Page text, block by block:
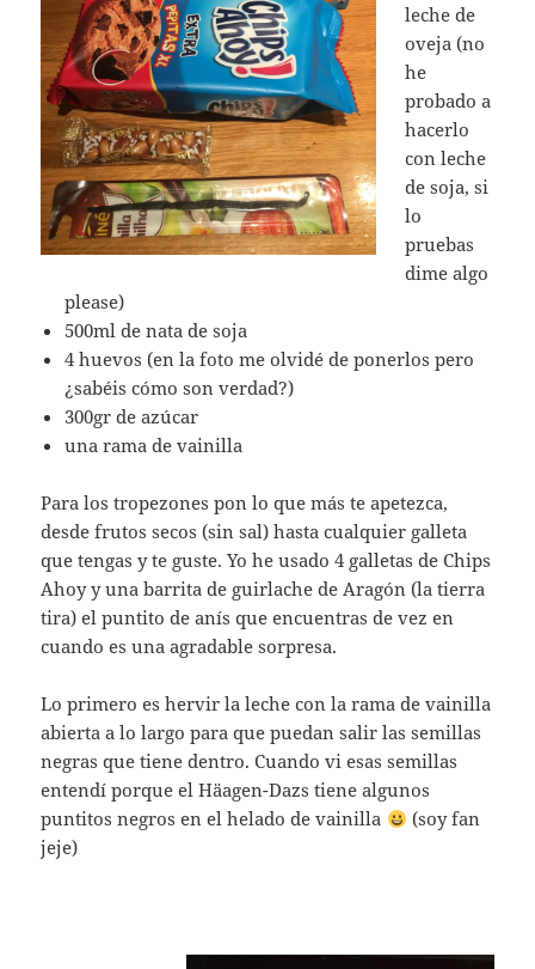
leche de
oveja (no
he
probado a
hacerlo
con leche
de soja, si
lo
pruebas
dime algo
please)
500ml de nata de soja
4 huevos (en la foto me olvidé de ponerlos pero
¿sabéis cómo son verdad?)
300gr de azúcar
una rama de vainilla
Para los tropezones pon lo que más te apetezca,
desde frutos secos (sin sal) hasta cualquier galleta
que tengas y te guste. Yo he usado 4 galletas de Chips
Ahoy y una barrita de guirlache de Aragón (la tierra
tira) el puntito de anís que encuentras de vez en
cuando es una agradable sorpresa.
Lo primero es hervir la leche con la rama de vainilla
abierta a lo largo para que puedan salir las semillas
negras que tiene dentro. Cuando vi esas semillas
entendí porque el Häagen-Dazs tiene algunos
puntitos negros en el helado de vainilla
(soy fan
jeje)